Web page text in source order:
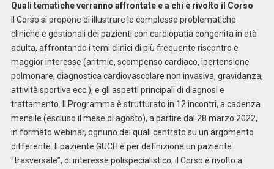
Quali tematiche verranno affrontate e a chi è rivolto il Corso
Il Corso si propone di illustrare le complesse problematiche
cliniche e gestionali dei pazienti con cardiopatia congenita in età
adulta, affrontando i temi clinici di più frequente riscontro e
maggior interesse (aritmie, scompenso cardiaco, ipertensione
polmonare, diagnostica cardiovascolare non invasiva, gravidanza,
attività sportiva ecc.), e gli aspetti principali di diagnosi e
trattamento. Il Programma è strutturato in 12 incontri, a cadenza
mensile (escluso il mese di agosto), a partire dal 28 marzo 2022,
in formato webinar, ognuno dei quali centrato su un argomento
differente. Il paziente GUCH è per definizione un paziente
“trasversale”, di interesse polispecialistico; il Corso è rivolto a